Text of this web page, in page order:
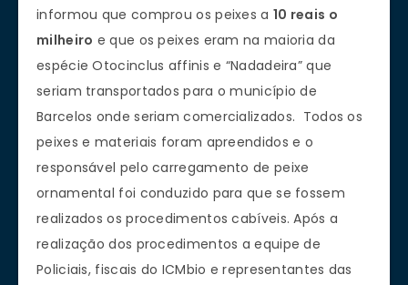
informou que comprou os peixes a 10 reais o
milheiro e que os peixes eram na maioria da
espécie Otocinclus affinis e “Nadadeira” que
seriam transportados para o município de
Barcelos onde seriam comercializados. Todos os
peixes e materiais foram apreendidos e o
responsável pelo carregamento de peixe
ornamental foi conduzido para que se fossem
realizados os procedimentos cabíveis. Após a
realização dos procedimentos a equipe de
Policiais, fiscais do ICMbio e representantes das